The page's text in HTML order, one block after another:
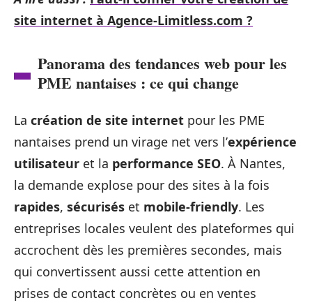
site internet à Agence-Limitless.com ?
Panorama des tendances web pour les
PME nantaises : ce qui change
La création de site internet pour les PME
nantaises prend un virage net vers l’expérience
utilisateur et la performance SEO. À Nantes,
la demande explose pour des sites à la fois
rapides, sécurisés et mobile-friendly. Les
entreprises locales veulent des plateformes qui
accrochent dès les premières secondes, mais
qui convertissent aussi cette attention en
prises de contact concrètes ou en ventes